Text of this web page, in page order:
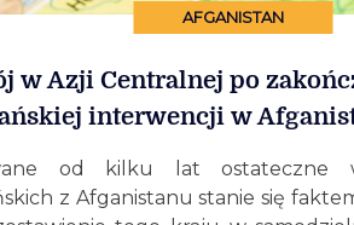
AFGANISTAN
w Azji Centralnej po
interwencji w
od kilku lat ostateczne
z Afganistanu stanie się